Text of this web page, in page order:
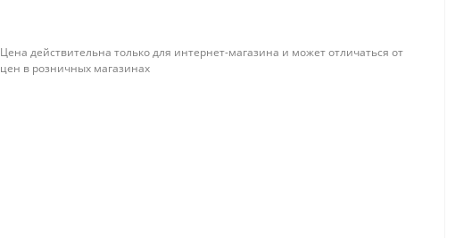
Цена действительна только для интернет-магазина и может отличаться от
цен в розничных магазинах